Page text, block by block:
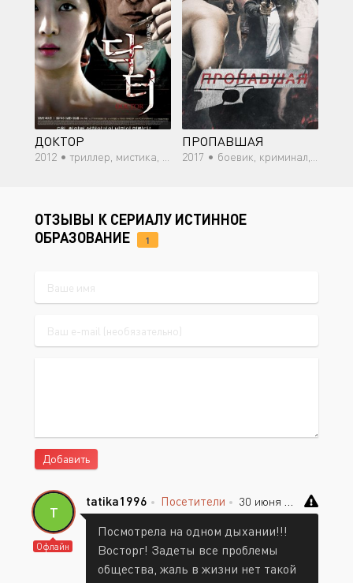
ДОКТОР
2012 •триллер, мистика, психология
ПРОПАВШАЯ
2017 • боевик, криминал, триллер, мистика
ОТЗЫВЫ К СЕРИАЛУ ИСТИННОЕ
ОБРАЗОВАНИЕ
1
Добавить
T
Офлайн
tatika1996 Посетители 30 июня 2026 22:15
Посмотрела на одном дыхании!!!
Восторг! Задеты все проблемы
общества, жаль в жизни нет такой